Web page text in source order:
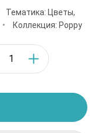
Тематика: Цветы,
• Коллекция: Poppy